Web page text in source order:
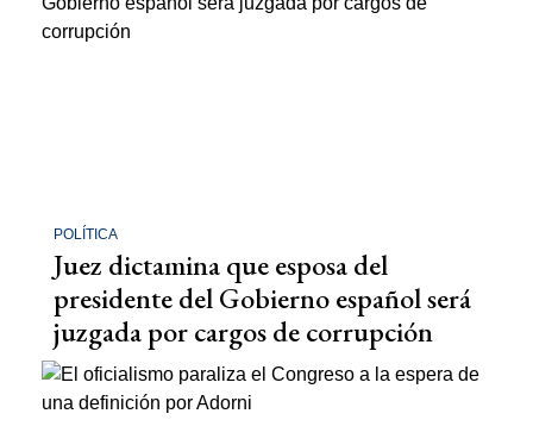
POLÍTICA
Juez dictamina que esposa del
presidente del Gobierno español será
juzgada por cargos de corrupción